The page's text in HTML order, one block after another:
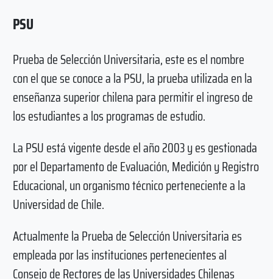
PSU
Prueba de Selección Universitaria, este es el nombre
con el que se conoce a la PSU, la prueba utilizada en la
enseñanza superior chilena para permitir el ingreso de
los estudiantes a los programas de estudio.
La PSU está vigente desde el año 2003 y es gestionada
por el Departamento de Evaluación, Medición y Registro
Educacional, un organismo técnico perteneciente a la
Universidad de Chile.
Actualmente la Prueba de Selección Universitaria es
empleada por las instituciones pertenecientes al
Consejo de Rectores de las Universidades Chilenas